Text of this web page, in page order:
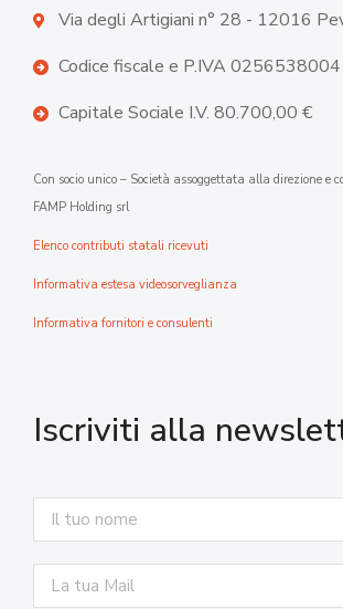
Via degli Artigiani n° 28 - 12016
Codice fiscale e P.IVA
Capitale Sociale I.V. 80.700,00 €
Con socio unico – Società assoggettata alla direzione e
FAMP Holding srl
Elenco contributi statali ricevuti
Informativa estesa videosorveglianza
Informativa fornitori e consulenti
Iscriviti alla